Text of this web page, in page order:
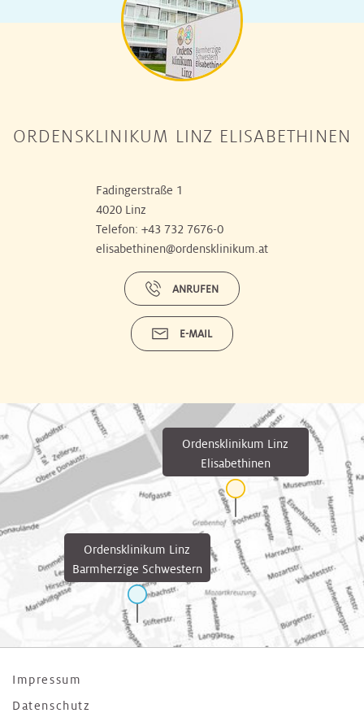
ORDENSKLINIKUM LINZ ELISABETHINEN
Fadingerstraße 1
4020 Linz
Telefon: +43 732 7676-0
elisabethinen@ordensklinikum.at
ANRUFEN
E-MAIL
Ordensklinikum Linz
Barmherzige Schwestern
Ordensklinikum Linz
Elisabethinen
Impressum
Datenschutz